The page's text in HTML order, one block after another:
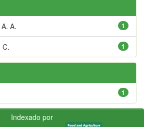
1
A.
1
C.
1
Indexado por